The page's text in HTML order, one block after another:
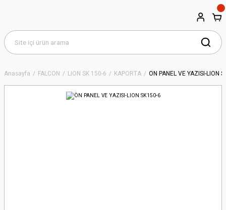
Anasayfa FALCON LION SK 150-6 KAPORTA ÖN PANEL VE YAZISI-LION